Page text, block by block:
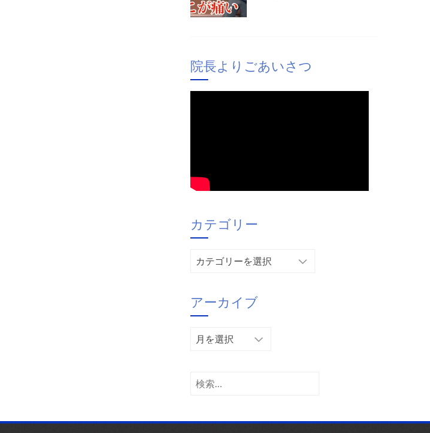
院長よりごあいさつ
カテゴリー
カ
リ
ー
アーカイブ
ア
イ
検